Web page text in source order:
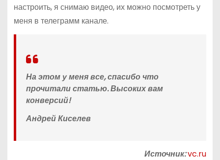
настроить, я снимаю видео, их можно посмотреть у
меня в телеграмм канале.
На этом у меня все, спасибо что
прочитали статью. Высоких вам
конверсий!
Андрей Киселев
Источник:vc.ru